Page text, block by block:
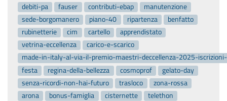
debiti-pa
fauser contributi-ebap
manutenzione
sede-borgomanero
piano-40 ripartenza
benfatto
rubinetterie
cim cartello
apprendistato
vetrina-eccellenza
carico-e-scarico
made-in-italy-al-via-il-premio-maestri-deccellenza-2025-
festa
regina-della-bellezza cosmoprof
gelato-day
senza-ricordi-non-hai-futuro
trasloco
zona-rossa
arona
bonus-famiglia cisternette
telethon